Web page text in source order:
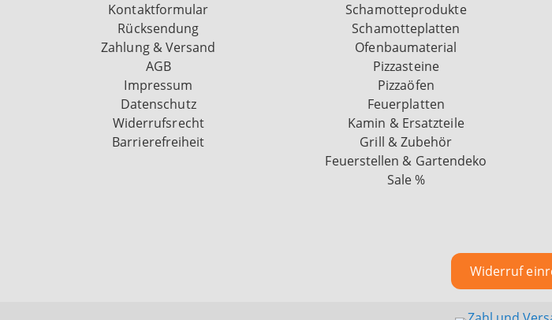
Kontaktformular
Rücksendung
Zahlung & Versand
AGB
Impressum
Datenschutz
Widerrufsrecht
Barrierefreiheit
Schamotteprodukte
Schamotteplatten
Ofenbaumaterial
Pizzasteine
Pizzaöfen
Feuerplatten
Kamin & Ersatzteile
Grill & Zubehör
Feuerstellen & Gartendeko
Sale %
Widerruf